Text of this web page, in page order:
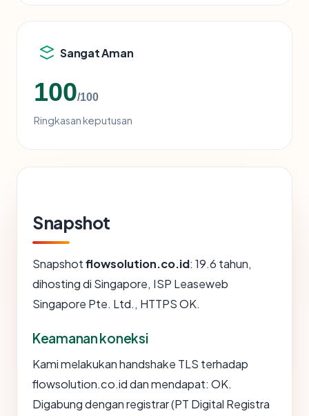
Sangat Aman
100/100
Ringkasan keputusan
Snapshot
Snapshotflowsolution.co.id: 19.6 tahun,
dihosting di Singapore, ISP Leaseweb
Singapore Pte. Ltd., HTTPS OK.
Keamanan koneksi
Kami melakukan handshake TLS terhadap
flowsolution.co.id dan mendapat: OK.
Digabung dengan registrar (PT Digital Registra